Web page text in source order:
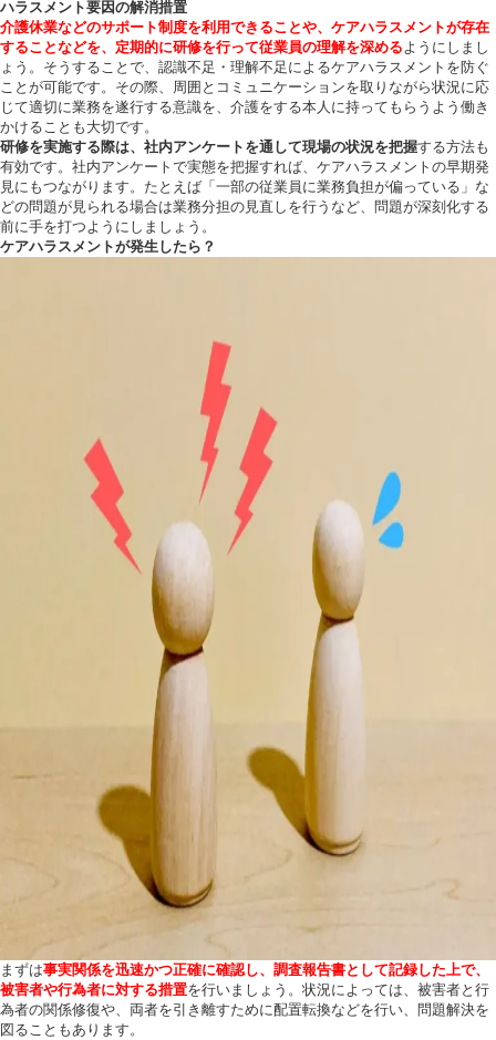
ハラスメント要因の解消措置
介護休業などのサポート制度を利用できることや、ケアハラスメントが存在
することなどを、定期的に研修を行って従業員の理解を深めるようにしまし
ょう。そうすることで、認識不足・理解不足によるケアハラスメントを防ぐ
ことが可能です。その際、周囲とコミュニケーションを取りながら状況に応
じて適切に業務を遂行する意識を、介護をする本人に持ってもらうよう働き
かけることも大切です。
研修を実施する際は、社内アンケートを通して現場の状況を把握する方法も
有効です。社内アンケートで実態を把握すれば、ケアハラスメントの早期発
見にもつながります。たとえば「一部の従業員に業務負担が偏っている」な
どの問題が見られる場合は業務分担の見直しを行うなど、問題が深刻化する
前に手を打つようにしましょう。
ケアハラスメントが発生したら？
まずは事実関係を迅速かつ正確に確認し、調査報告書として記録した上で、
被害者や行為者に対する措置を行いましょう。状況によっては、被害者と行
為者の関係修復や、両者を引き離すために配置転換などを行い、問題解決を
図ることもあります。